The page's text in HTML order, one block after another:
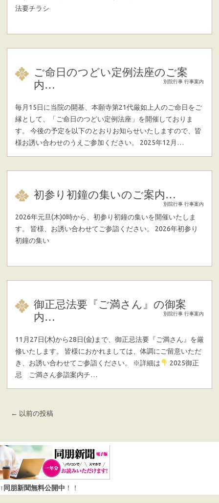
法要チラシ
ご命日のつどい定例法座のご案
内…
別院行事 行事案内
毎月15日に当院の開基、本願寺第21代厳如上人のご命日をご
縁として、「ご命日のつどい定例法座」を開催しておりま
す。 今後の予定を以下のとおりお知らせいたしますので、皆
様お誘い合わせのうえご参加ください。 2025年12月…
初参り初鐘の集いのご案内…
別院行事 行事案内
2026年元旦(木)0時から、初参り初鐘の集いを開催いたしま
す。 皆様、お誘い合わせてご参詣ください。 2026年初参り
初鐘の集い
御正忌法要『ご満さん』の御案
内…
別院行事 行事案内
11月27日(木)から28日(金)まで、御正忌法要『ご満さん』を厳
修いたします。 皆様におかれましては、体調にご留意いただ
き、お誘い合わせてご参詣ください。 ※詳細は
2025御正
忌 ご満さん参詣案内チ…
Post navigation
← 以前の投稿
↑同朋新聞無料公開中 ！！